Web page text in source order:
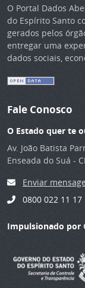
O Portal Dados
do Espírito Santo
gerados pelos
entregar uma
dados sociais,
Fale Conosco
O Estado quer te
Av. João Batista
Enseada do Suá -
Enviar
0800 022 11 17
Impulsionado por